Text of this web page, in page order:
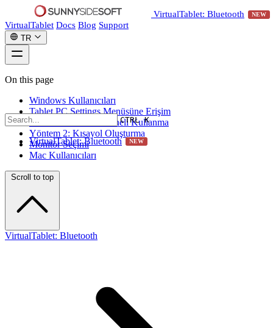
VirtualTablet: Bluetooth NEW
VirtualTablet Docs Blog Support
TR
CTRL K
VirtualTablet: Bluetooth NEW
On this page
Windows Kullanıcıları
Tablet PC Settings Menüsüne Erişim
Yöntem 1: Kontrol Paneli Kullanma
Yöntem 2: Kısayol Oluşturma
Monitör Seçimi
Mac Kullanıcıları
Scroll to top
VirtualTablet: Bluetooth